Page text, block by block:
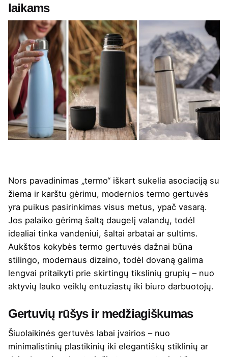
laikams
Nors pavadinimas „termo“ iškart sukelia asociaciją su
žiema ir karštu gėrimu, modernios termo gertuvės
yra puikus pasirinkimas visus metus, ypač vasarą.
Jos palaiko gėrimą šaltą daugelį valandų, todėl
idealiai tinka vandeniui, šaltai arbatai ar sultims.
Aukštos kokybės termo gertuvės dažnai būna
stilingo, modernaus dizaino, todėl dovaną galima
lengvai pritaikyti prie skirtingų tikslinių grupių – nuo
aktyvių lauko veiklų entuziastų iki biuro darbuotojų.
Gertuvių rūšys ir medžiagiškumas
Šiuolaikinės gertuvės labai įvairios – nuo
minimalistinių plastikinių iki elegantiškų stiklinių ar